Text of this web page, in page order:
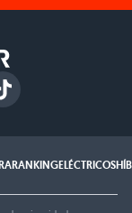
RANKINGELÉCTRICOS